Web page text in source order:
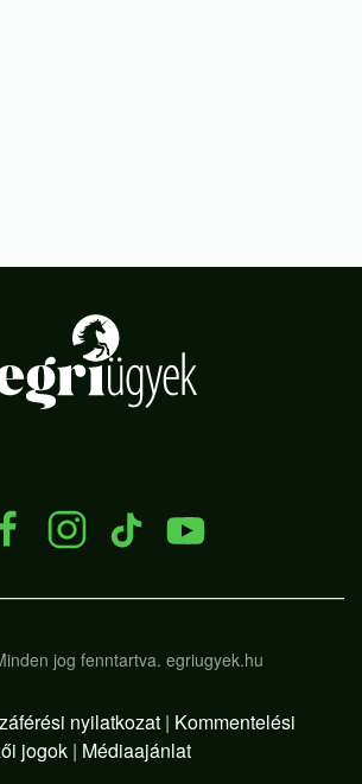
jog fenntartva. egriugyek.hu
nyilatkozat | Kommentelési
jogok | Médiaajánlat